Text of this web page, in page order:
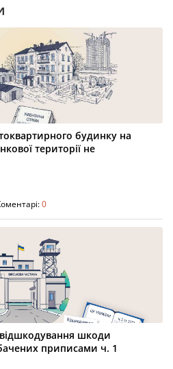
будинку на
території не
0
шкоди
приписами ч. 1